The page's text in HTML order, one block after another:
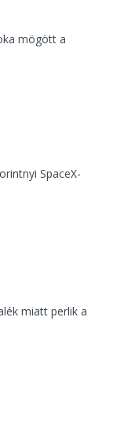
mögött a
SpaceX-
miatt perlik a